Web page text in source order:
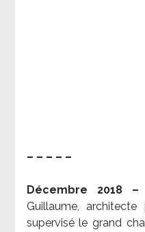
– – – – –
Décembre 2018 –
Guillaume,
supervisé le grand